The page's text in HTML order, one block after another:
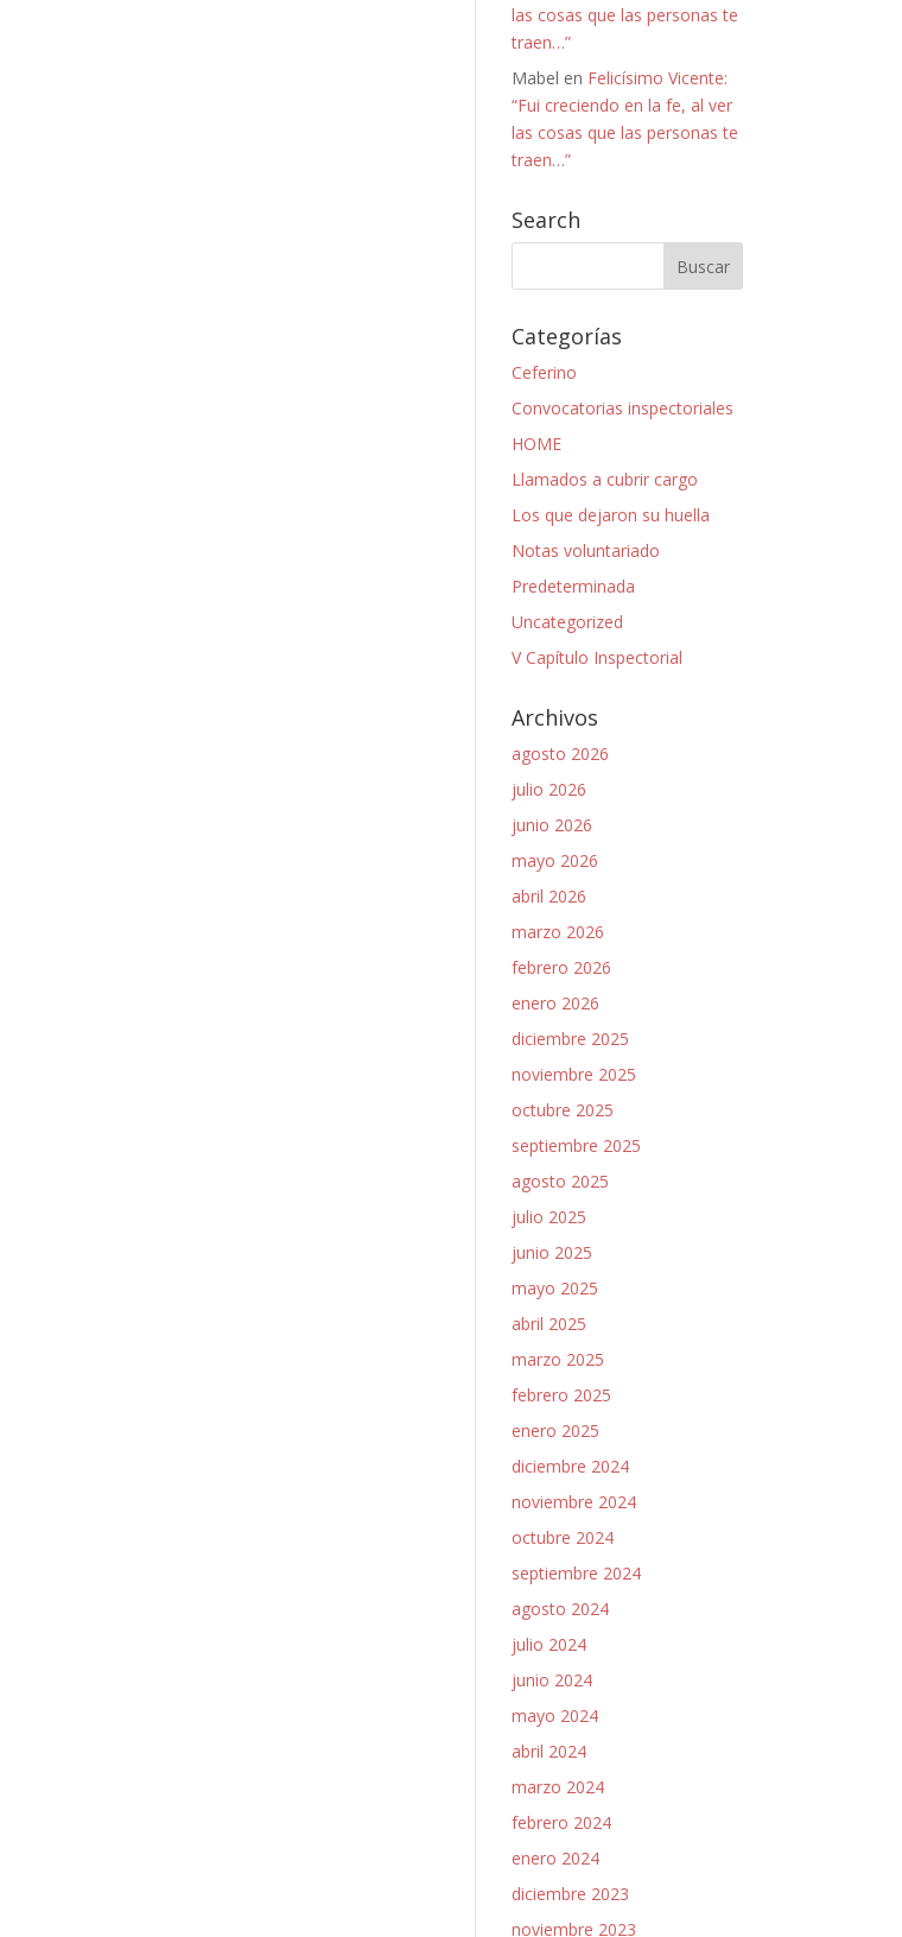
las cosas que las personas te
traen…”
Mabel en Felicísimo Vicente:
“Fui creciendo en la fe, al ver
las cosas que las personas te
traen…”
Search
Categorías
Ceferino
Convocatorias inspectoriales
HOME
Llamados a cubrir cargo
Los que dejaron su huella
Notas voluntariado
Predeterminada
Uncategorized
V Capítulo Inspectorial
Archivos
agosto 2026
julio 2026
junio 2026
mayo 2026
abril 2026
marzo 2026
febrero 2026
enero 2026
diciembre 2025
noviembre 2025
octubre 2025
septiembre 2025
agosto 2025
julio 2025
junio 2025
mayo 2025
abril 2025
marzo 2025
febrero 2025
enero 2025
diciembre 2024
noviembre 2024
octubre 2024
septiembre 2024
agosto 2024
julio 2024
junio 2024
mayo 2024
abril 2024
marzo 2024
febrero 2024
enero 2024
diciembre 2023
noviembre 2023